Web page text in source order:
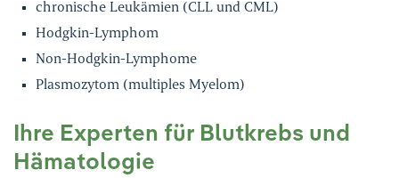
chronische Leukämien (CLL und CML)
Hodgkin-Lymphom
Non-Hodgkin-Lymphome
Plasmozytom (multiples Myelom)
Ihre Experten für Blutkrebs und
Hämatologie